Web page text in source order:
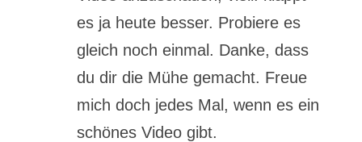
es ja heute besser. Probiere es
gleich noch einmal. Danke, dass
du dir die Mühe gemacht. Freue
mich doch jedes Mal, wenn es ein
schönes Video gibt.